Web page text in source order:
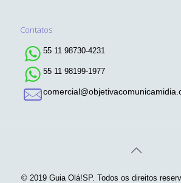
Contatos
55 11 98730-4231
55 11 98199-1977
© 2019 Guia Olá!SP. Todos os direitos